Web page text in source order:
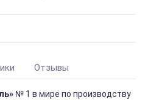
Отзывы
№ 1 в мире по производству